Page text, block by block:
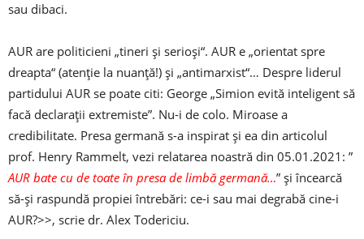
sau dibaci.
AUR are politicieni „tineri și serioși“. AUR e „orientat spre
dreapta“ (atenție la nuanță!) și „antimarxist“… Despre liderul
partidului AUR se poate citi: George „Simion evită inteligent să
facă declarații extremiste”. Nu-i de colo. Miroase a
credibilitate. Presa germană s-a inspirat și ea din articolul
prof. Henry Rammelt, vezi relatarea noastră din 05.01.2021: ”
AUR bate cu de toate în presa de limbă germană…” și încearcă
să-și raspundă propiei întrebări: ce-i sau mai degrabă cine-i
AUR?>>, scrie dr. Alex Todericiu.